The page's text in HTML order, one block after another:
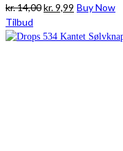
kr.14,00Den
pris
kr.9,99 Den
pris
Buy Now
Tilbud